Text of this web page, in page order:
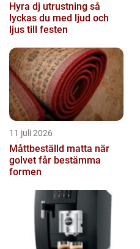
Hyra dj utrustning så
lyckas du med ljud och
ljus till festen
11 juli 2026
Måttbeställd matta när
golvet får bestämma
formen